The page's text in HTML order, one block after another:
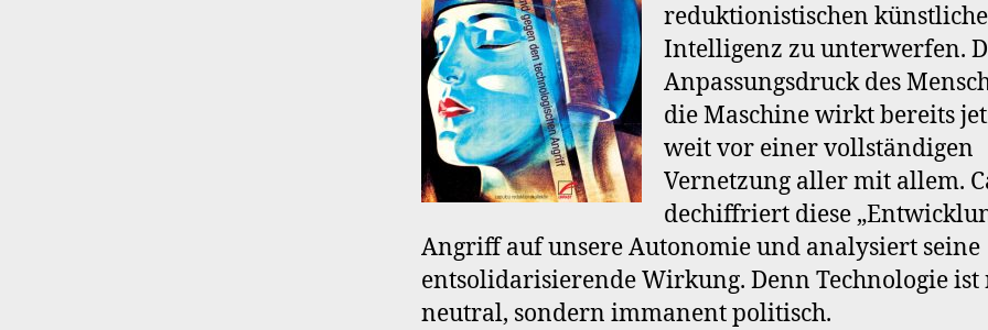
reduktionistischen
Intelligenz zu unterwerfen.
Anpassungsdruck des
die Maschine wirkt bereits
weit vor einer vollständigen
Vernetzung aller mit allem.
dechiffriert diese
Angriff auf unsere Autonomie und analysiert seine
entsolidarisierende Wirkung. Denn Technologie ist
neutral, sondern immanent politisch.